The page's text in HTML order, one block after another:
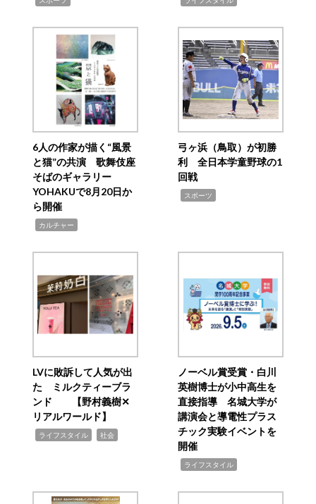
6人の作家が描く“風景
と猫”の共演 歌舞伎座
そばのギャラリー
YOHAKUで8月20日か
ら開催
カルチャー
弓ヶ浜（鳥取）が初勝
利 全日本学童野球の1
回戦
スポーツ
LVに敗訴して人気が出
た ミルクティーブラ
ンド 【野村義樹✕
リアルワールド】
ライフスタイル 社会
ノーベル賞受賞・白川
英樹博士が小中高生を
直接指導 名城大学が
講演会と導電性プラス
チック実験イベントを
開催
ライフスタイル